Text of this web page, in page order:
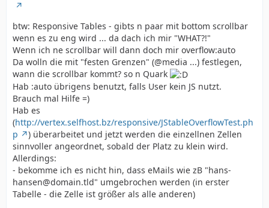
btw: Responsive Tables - gibts n paar mit bottom scrollbar
wenn es zu eng wird ... da dach ich mir "WHAT?!"
Wenn ich ne scrollbar will dann doch mir overflow:auto
Da wolln die mit "festen Grenzen" (@media ...) festlegen,
wann die scrollbar kommt? so n Quark
Hab :auto übrigens benutzt, falls User kein JS nutzt.
Brauch mal Hilfe =)
Hab es
(http://vertex.selfhost.bz/responsive/JStableOverflowTest.ph
p
) überarbeitet und jetzt werden die einzellnen Zellen
sinnvoller angeordnet, sobald der Platz zu klein wird.
Allerdings:
- bekomme ich es nicht hin, dass eMails wie zB "hans-
hansen@domain.tld" umgebrochen werden (in erster
Tabelle - die Zelle ist größer als alle anderen)